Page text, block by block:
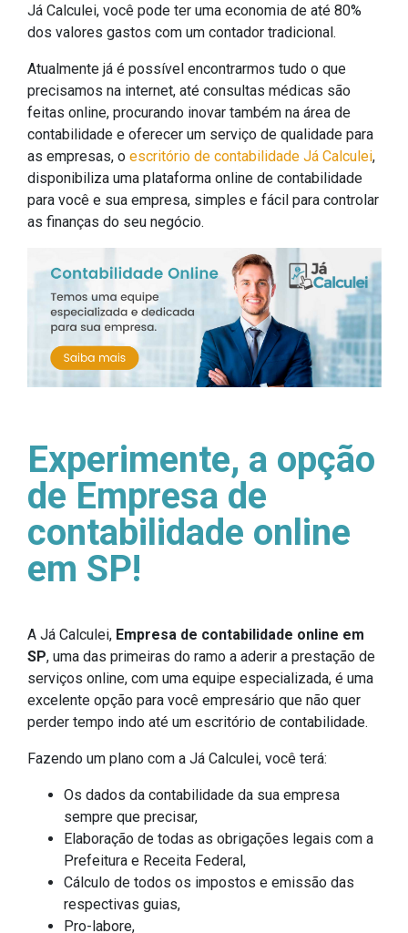
Já Calculei, você pode ter uma economia de até 80%
dos valores gastos com um contador tradicional.
Atualmente já é possível encontrarmos tudo o que
precisamos na internet, até consultas médicas são
feitas online, procurando inovar também na área de
contabilidade e oferecer um serviço de qualidade para
as empresas, o escritório de contabilidade Já Calculei,
disponibiliza uma plataforma online de contabilidade
para você e sua empresa, simples e fácil para controlar
as finanças do seu negócio.
Experimente, a opção
de Empresa de
contabilidade online
em SP!
A Já Calculei, Empresa de contabilidade online em
SP, uma das primeiras do ramo a aderir a prestação de
serviços online, com uma equipe especializada, é uma
excelente opção para você empresário que não quer
perder tempo indo até um escritório de contabilidade.
Fazendo um plano com a Já Calculei, você terá:
Os dados da contabilidade da sua empresa
sempre que precisar,
Elaboração de todas as obrigações legais com a
Prefeitura e Receita Federal,
Cálculo de todos os impostos e emissão das
respectivas guias,
Pro-labore,